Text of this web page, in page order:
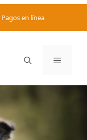
Pagos en línea